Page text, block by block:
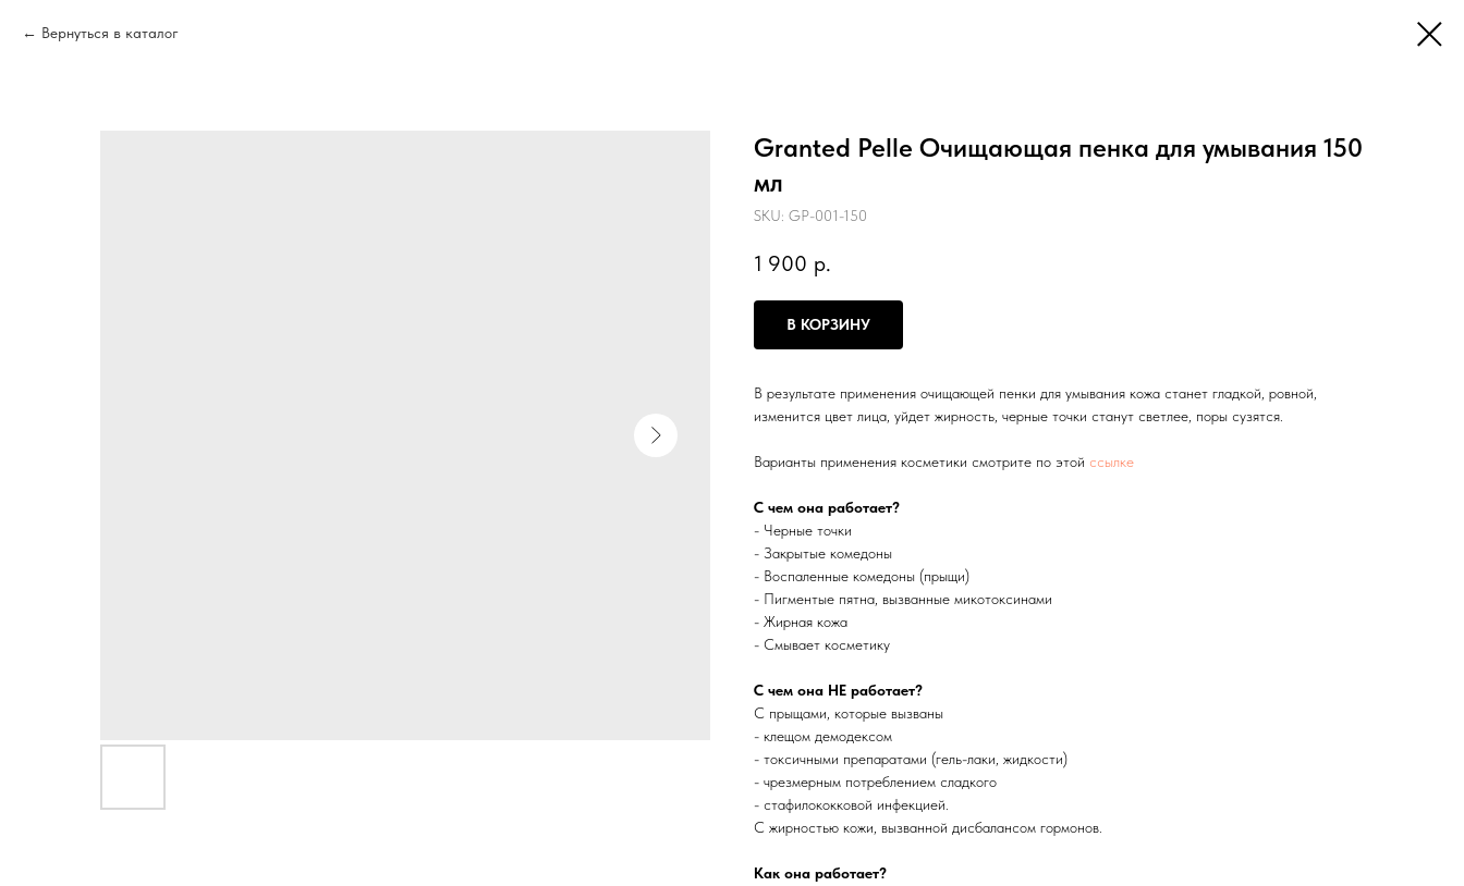
Вернуться в каталог
Granted Pelle Очищающая пенка для умывания 150
мл
SKU: GP-001-150
1 900 р.
В КОРЗИНУ
В результате применения очищающей пенки для умывания кожа станет гладкой, ровной,
изменится цвет лица, уйдет жирность, черные точки станут светлее, поры сузятся.
Варианты применения косметики смотрите по этой ссылке
С чем она работает?
- Черные точки
- Закрытые комедоны
- Воспаленные комедоны (прыщи)
- Пигментые пятна, вызванные микотоксинами
- Жирная кожа
- Смывает косметику
С чем она НЕ работает?
С прыщами, которые вызваны
- клещом демодексом
- токсичными препаратами (гель-лаки, жидкости)
- чрезмерным потреблением сладкого
- стафилококковой инфекцией.
С жирностью кожи, вызванной дисбалансом гормонов.
Как она работает?